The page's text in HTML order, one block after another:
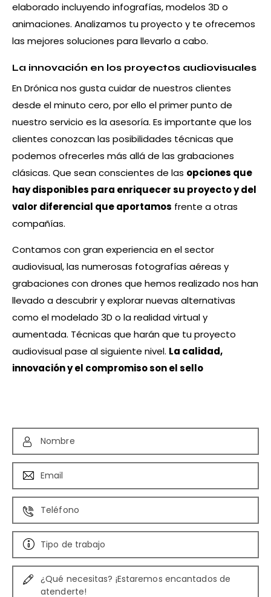
elaborado incluyendo infografías, modelos 3D o
animaciones. Analizamos tu proyecto y te ofrecemos
las mejores soluciones para llevarlo a cabo.
La innovación en los proyectos audiovisuales
En Drónica nos gusta cuidar de nuestros clientes
desde el minuto cero, por ello el primer punto de
nuestro servicio es la asesoría. Es importante que los
clientes conozcan las posibilidades técnicas que
podemos ofrecerles más allá de las grabaciones
clásicas. Que sean conscientes de las opciones que
hay disponibles para enriquecer su proyecto y del
valor diferencial que aportamos frente a otras
compañías.
Contamos con gran experiencia en el sector
audiovisual, las numerosas fotografías aéreas y
grabaciones con drones que hemos realizado nos han
llevado a descubrir y explorar nuevas alternativas
como el modelado 3D o la realidad virtual y
aumentada. Técnicas que harán que tu proyecto
audiovisual pase al siguiente nivel. La calidad,
innovación y el compromiso son el sello